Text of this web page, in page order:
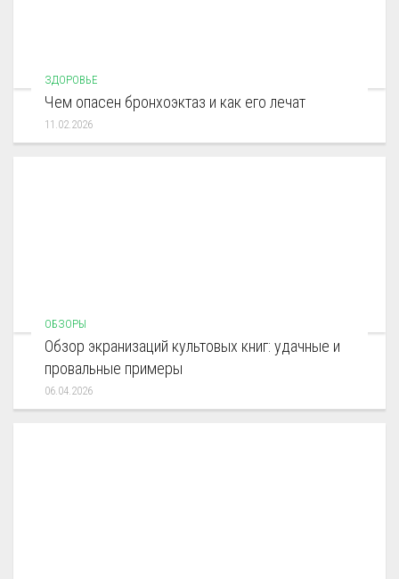
ЗДОРОВЬЕ
Чем опасен бронхоэктаз и как его лечат
11.02.2026
ОБЗОРЫ
Обзор экранизаций культовых книг: удачные и
провальные примеры
06.04.2026